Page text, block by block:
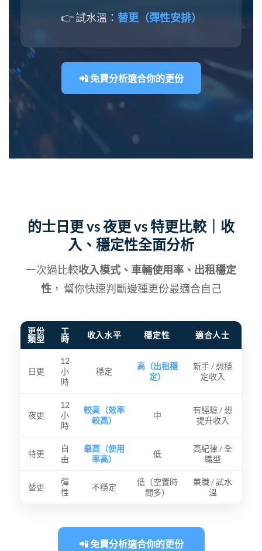
👉 試水溫： 替更（彈性安排）
📲 免費分析適合你的更份
的士日更 vs 夜更 vs 特更比較｜收
入、穩定性全面分析
一次過比較收入模式、車輛使用率、出租穩定
性， 幫你快速判斷邊種更份最適合自己
更份
類型
工
時
收入水平 穩定性 適合人士
日更
12
小
時
穩定
高（出租穩
定）
新手 / 想穩
定收入
夜更
12
小
時
較高（效率
較高）
中
有經驗 / 想
提升收入
特更
自
由
最高（使用
率高）
低
高紀律 / 全
職型
替更
彈
性
不穩定
低（空置時
間多）
兼職 / 試水
溫
📲 免費分析適合你的更份